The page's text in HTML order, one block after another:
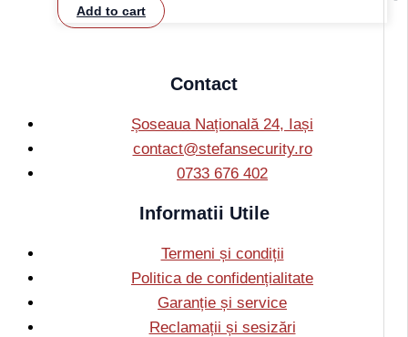
Add to cart
Contact
Șoseaua Națională 24, Iași
contact@stefansecurity.ro
0733 676 402
Informatii Utile
Termeni și condiții
Politica de confidențialitate
Garanție și service
Reclamații și sesizări